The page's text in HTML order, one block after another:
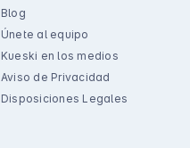
Blog
Únete al equipo
Kueski en los medios
Aviso de Privacidad
Disposiciones Legales